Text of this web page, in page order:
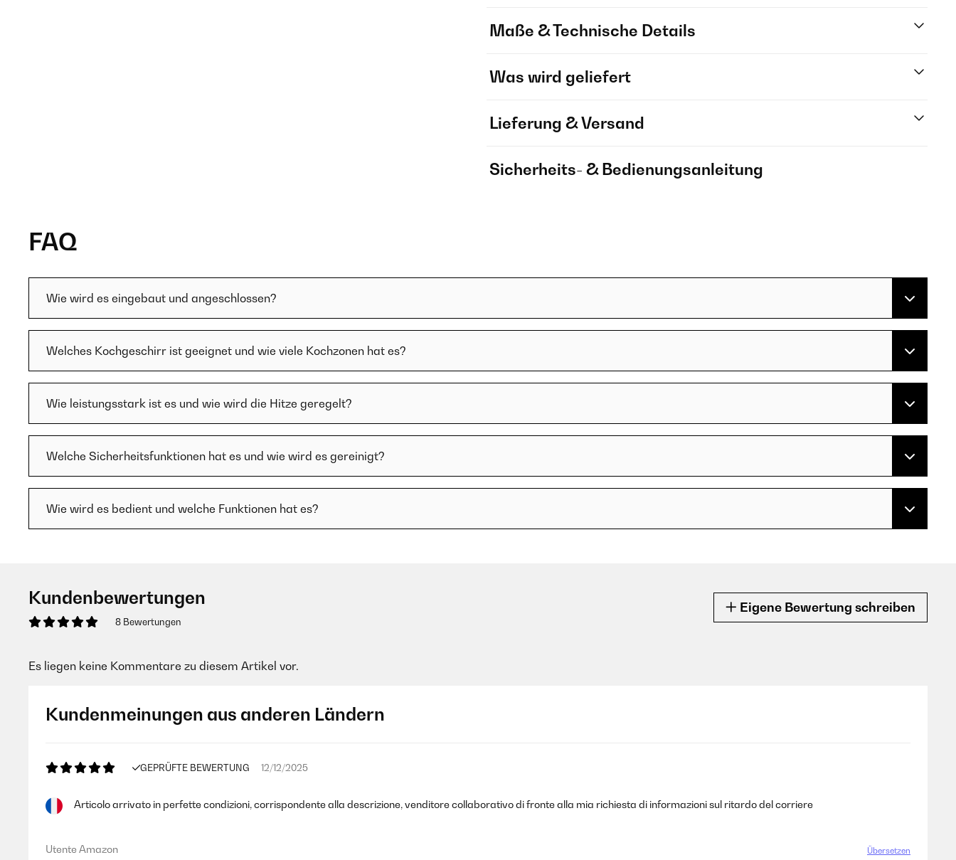
Maße & Technische Details
Was wird geliefert
Lieferung & Versand
Sicherheits- & Bedienungsanleitung
FAQ
Wie wird es eingebaut und angeschlossen?
Welches Kochgeschirr ist geeignet und wie viele Kochzonen hat es?
Wie leistungsstark ist es und wie wird die Hitze geregelt?
Welche Sicherheitsfunktionen hat es und wie wird es gereinigt?
Wie wird es bedient und welche Funktionen hat es?
Kundenbewertungen
8 Bewertungen
Eigene Bewertung schreiben
Es liegen keine Kommentare zu diesem Artikel vor.
Kundenmeinungen aus anderen Ländern
GEPRÜFTE BEWERTUNG 12/12/2025
Articolo arrivato in perfette condizioni, corrispondente alla descrizione, venditore collaborativo di fronte alla mia richiesta di informazioni sul ritardo del corriere
Utente Amazon Übersetzen